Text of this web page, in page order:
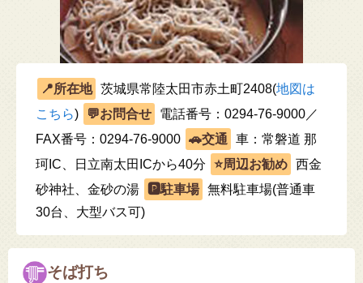
茨城県常陸太田市赤土町2408(地図は
こちら)
電話番号：0294-76-9000／
FAX番号：0294-76-9000
車：常磐道 那
珂IC、日立南太田ICから40分
西金
砂神社、金砂の湯
無料駐車場(普通車
30台、大型バス可)
そば打ち